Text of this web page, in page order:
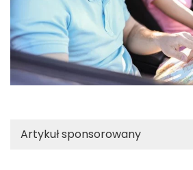
Artykuł sponsorowany